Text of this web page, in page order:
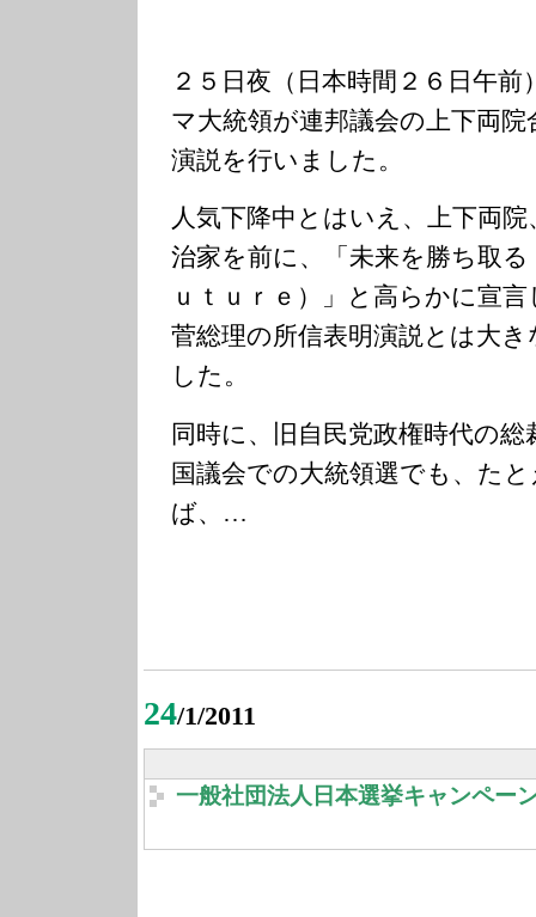
２５日夜（日本時間２６日午
マ大統領が連邦議会の上下両
演説を行いました。
人気下降中とはいえ、上下両
治家を前に、「未来を勝ち取
ｕｔｕｒｅ）」と高らかに宣
菅総理の所信表明演説とは大
した。
同時に、旧自民党政権時代の
国議会での大統領選でも、た
ば、…
24/1/2011
一般社団法人日本選挙キャンペー